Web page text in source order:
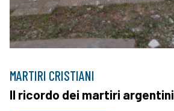
MARTIRI CRISTIANI
Il ricordo dei martiri argentini